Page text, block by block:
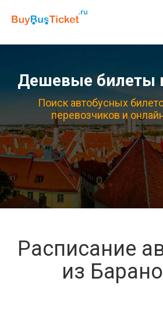
Дешевые билеты
Поиск автобусных
перевозчиков и
Расписание
из